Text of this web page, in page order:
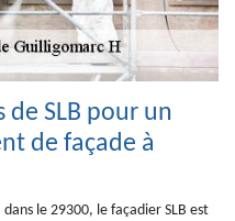
de SLB pour un
de façade à
le 29300, le façadier SLB est